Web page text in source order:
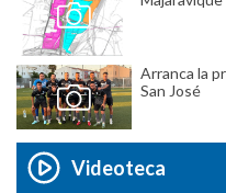
Arranca la
San José
Videoteca